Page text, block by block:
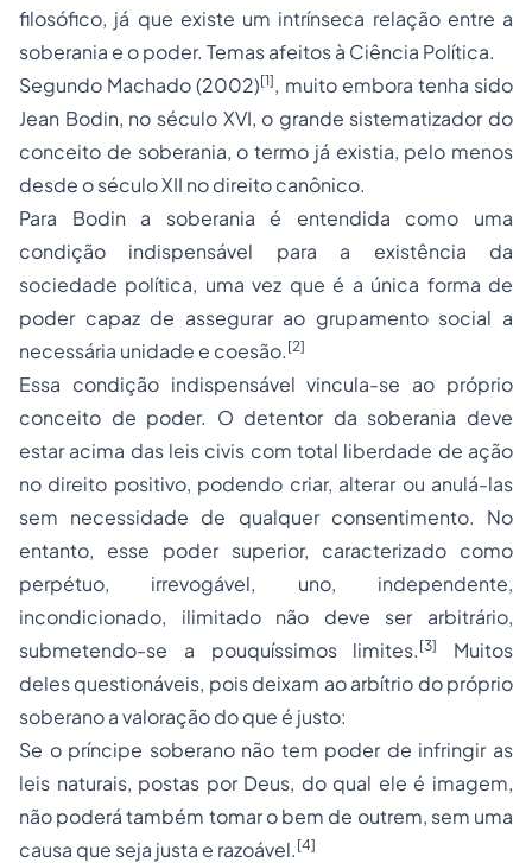
filosófico, já que existe um intrínseca relação entre a
soberania e o poder. Temas afeitos à Ciência Política.
Segundo Machado (2002)[1], muito embora tenha sido
Jean Bodin, no século XVI, o grande sistematizador do
conceito de soberania, o termo já existia, pelo menos
desde o século XII no direito canônico.
Para Bodin a soberania é entendida como uma
condição indispensável para a existência da
sociedade política, uma vez que é a única forma de
poder capaz de assegurar ao grupamento social a
necessária unidade e coesão. [2]
Essa condição indispensável vincula-se ao próprio
conceito de poder. O detentor da soberania deve
estar acima das leis civis com total liberdade de ação
no direito positivo, podendo criar, alterar ou anulá-las
sem necessidade de qualquer consentimento. No
entanto, esse poder superior, caracterizado como
perpétuo, irrevogável, uno, independente,
incondicionado, ilimitado não deve ser arbitrário,
submetendo-se a pouquíssimos limites. [3]
Muitos
deles questionáveis, pois deixam ao arbítrio do próprio
soberano a valoração do que é justo:
Se o príncipe soberano não tem poder de infringir as
leis naturais, postas por Deus, do qual ele é imagem,
não poderá também tomar o bem de outrem, sem uma
causa que seja justa e razoável. [4]